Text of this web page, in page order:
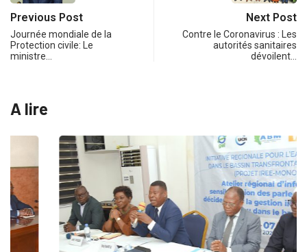
Previous Post
Journée mondiale de la
Protection civile: Le
ministre…
Next Post
Contre le Coronavirus : Les
autorités sanitaires
dévoilent…
A lire